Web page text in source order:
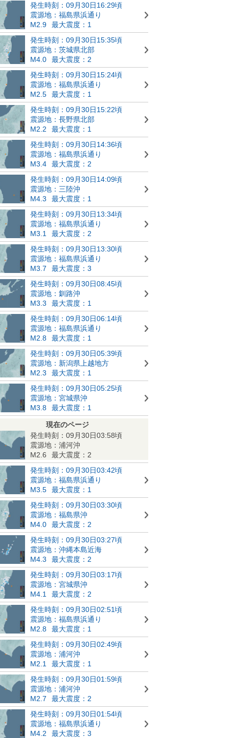
発生時刻：09月30日16:29頃
震源地：福島県浜通り
M2.9
最大震度：1
発生時刻：09月30日15:35頃
震源地：茨城県北部
M4.0
最大震度：2
発生時刻：09月30日15:24頃
震源地：福島県浜通り
M2.5
最大震度：1
発生時刻：09月30日15:22頃
震源地：長野県北部
M2.2
最大震度：1
発生時刻：09月30日14:36頃
震源地：福島県浜通り
M3.4
最大震度：2
発生時刻：09月30日14:09頃
震源地：三陸沖
M4.3
最大震度：1
発生時刻：09月30日13:34頃
震源地：福島県浜通り
M3.1
最大震度：2
発生時刻：09月30日13:30頃
震源地：福島県浜通り
M3.7
最大震度：3
発生時刻：09月30日08:45頃
震源地：釧路沖
M3.3
最大震度：1
発生時刻：09月30日06:14頃
震源地：福島県浜通り
M2.8
最大震度：1
発生時刻：09月30日05:39頃
震源地：新潟県上越地方
M2.3
最大震度：1
発生時刻：09月30日05:25頃
震源地：宮城県沖
M3.8
最大震度：1
現在のページ
発生時刻：09月30日03:58頃
震源地：浦河沖
M2.6
最大震度：2
発生時刻：09月30日03:42頃
震源地：福島県浜通り
M3.5
最大震度：1
発生時刻：09月30日03:30頃
震源地：福島県沖
M4.0
最大震度：2
発生時刻：09月30日03:27頃
震源地：沖縄本島近海
M4.3
最大震度：2
発生時刻：09月30日03:17頃
震源地：宮城県沖
M4.1
最大震度：2
発生時刻：09月30日02:51頃
震源地：福島県浜通り
M2.8
最大震度：1
発生時刻：09月30日02:49頃
震源地：浦河沖
M2.1
最大震度：1
発生時刻：09月30日01:59頃
震源地：浦河沖
M2.7
最大震度：2
発生時刻：09月30日01:54頃
震源地：福島県浜通り
M4.2
最大震度：3